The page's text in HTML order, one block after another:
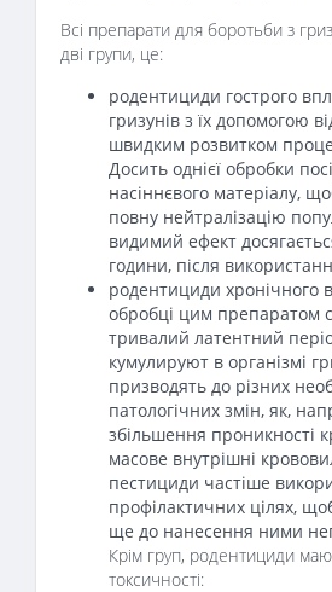
Всі препарати для боротьби з
дві групи, це:
родентициди гострого
гризунів з їх допомогою
швидким розвитком
Досить однієї обробки
насіннєвого матеріалу,
повну нейтралізацію
видимий ефект
години, після
родентициди хронічного
обробці цим препаратом
тривалий латентний
кумулируют в організмі
призводять до різних
патологічних змін, як,
збільшення проникності
масове внутрішні
пестициди частіше
профілактичних цілях,
ще до нанесення ними
Крім груп, родентициди
токсичності: